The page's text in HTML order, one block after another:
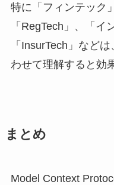
特に「フィンテック
「RegTech」、「イ
「InsurTech」など
わせて理解すると効
まとめ
Model Context